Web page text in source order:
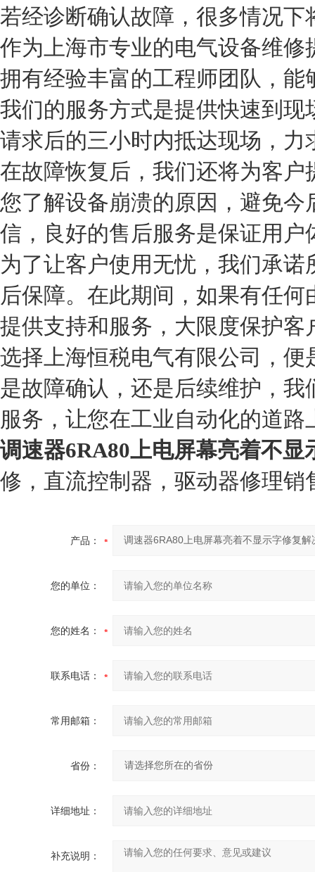
若经诊断确认故障，很多情况
作为上海市专业的电气设备维
拥有经验丰富的工程师团队，
我们的服务方式是提供快速到
请求后的三小时内抵达现场，
在故障恢复后，我们还将为客
您了解设备崩溃的原因，避免
信，良好的售后服务是保证用户
为了让客户使用无忧，我们承
后保障。在此期间，如果有任
提供支持和服务，大限度保护客
选择上海恒税电气有限公司，
是故障确认，还是后续维护，
服务，让您在工业自动化的道路
调速器6RA80上电屏幕亮着不显
修，直流控制器，驱动器修理销
产品：
您的单位：
您的姓名：
联系电话：
常用邮箱：
省份：
详细地址：
补充说明：